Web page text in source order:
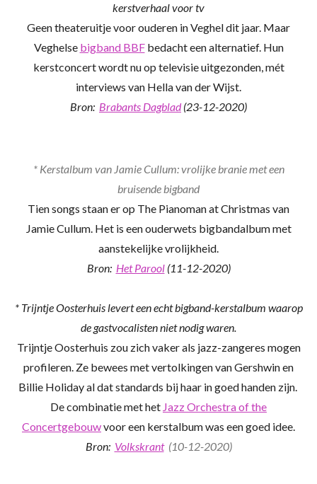
kerstverhaal voor tv
Geen theateruitje voor ouderen in Veghel dit jaar. Maar
Veghelse bigband BBFbedacht een alternatief. Hun
kerstconcert wordt nu op televisie uitgezonden, mét
interviews van Hella van der Wijst.
Bron: Brabants Dagblad (23-12-2020)
* Kerstalbum van Jamie Cullum: vrolijke branie met een
bruisende bigband
Tien songs staan er op The Pianoman at Christmas van
Jamie Cullum. Het is een ouderwets bigbandalbum met
aanstekelijke ­vrolijkheid.
Bron: Het Parool(11-12-2020)
* Trijntje Oosterhuis levert een echt bigband-kerstalbum waarop
de gastvocalisten niet nodig waren.
Trijntje Oosterhuis zou zich vaker als jazz-zangeres mogen
profileren. Ze bewees met vertolkingen van Gershwin en
Billie Holiday al dat standards bij haar in goed handen zijn.
De combinatie met het Jazz Orchestra of the
Concertgebouwvoor een kerstalbum was een goed idee.
Bron: Volkskrant (10-12-2020)